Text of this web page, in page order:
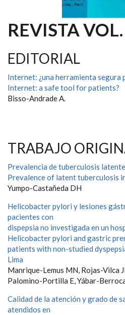
REVISTA
EDITORIAL
Internet: ¿una herramienta segura
Internet: a safe tool for patients?
Bisso-Andrade A.
TRABAJO
Prevalencia de tuberculosis
Prevalence of latent tuberculosis
Yumpo-Castañeda DH
Helicobacter pylori y lesiones
pacientes con
dispepsia no investigada en un
Helicobacter pylori and gastric
patients with non-studied
Lima
Manrique-Lemus MN, Rojas-Vilca
Palomino-Portilla E, Yábar-
Calidad de la atención y grado de
atendidos en